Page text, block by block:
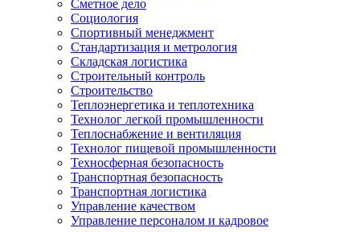
Сметное дело
Социология
Спортивный менеджмент
Стандартизация и метрология
Складская логистика
Строительный контроль
Строительство
Теплоэнергетика и теплотехника
Технолог легкой промышленности
Теплоснабжение и вентиляция
Технолог пищевой промышленности
Техносферная безопасность
Транспортная безопасность
Транспортная логистика
Управление качеством
Управление персоналом и кадровое